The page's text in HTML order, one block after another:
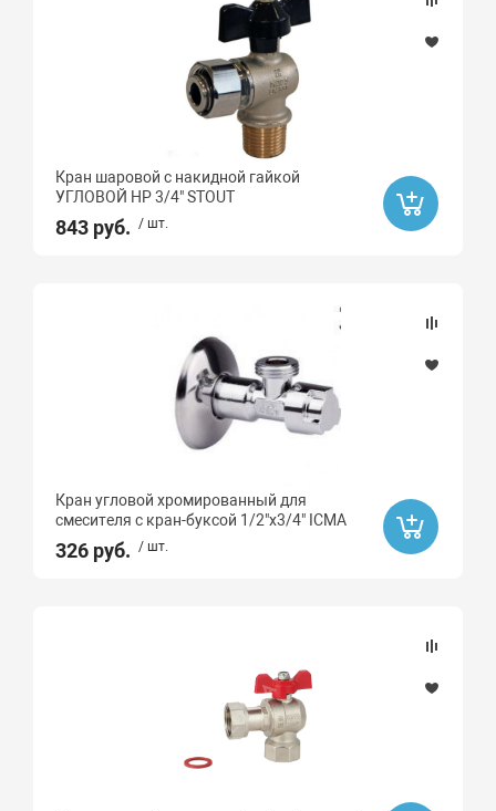
Кран шаровой с накидной гайкой
УГЛОВОЙ НР 3/4" STOUT
843 руб. / шт.
Кран угловой хромированный для
смесителя с кран-буксой 1/2"х3/4" ICMA
326 руб. / шт.